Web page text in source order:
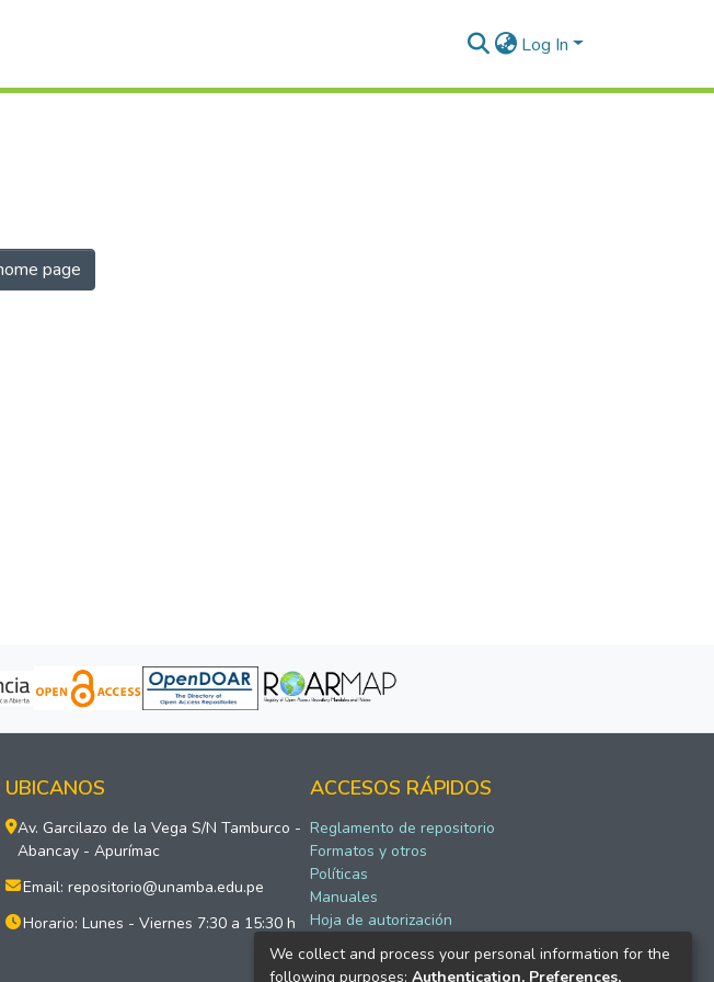
Log In
page
UBICANOS
Av. Garcilazo de la Vega S/N Tamburco -
Abancay - Apurímac
Email: repositorio@unamba.edu.pe
Horario: Lunes - Viernes 7:30 a 15:30 h
ACCESOS RÁPIDOS
Reglamento de repositorio
Formatos y otros
Políticas
Manuales
Hoja de autorización
We collect and process your personal information for the
following purposes: Authentication, Preferences,